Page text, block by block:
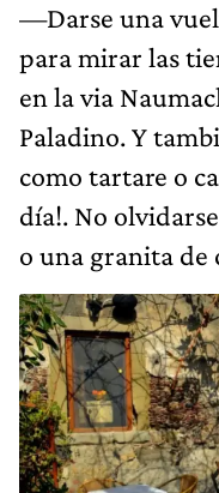
—Darse una
para mirar las
en la via
Paladino. Y
como tartare o
día!. No
o una granita de